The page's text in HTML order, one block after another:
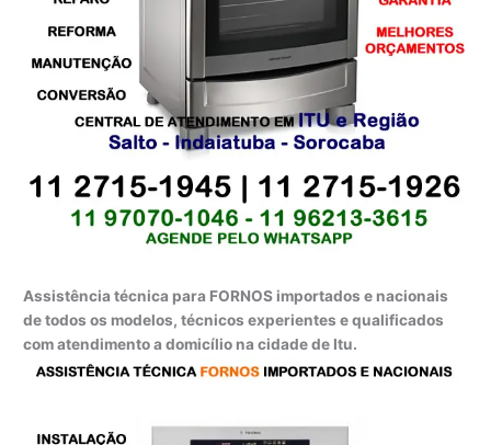
Assistência técnica para FORNOS importados e nacionais
de todos os modelos, técnicos experientes e qualificados
com atendimento a domicílio na cidade de Itu.